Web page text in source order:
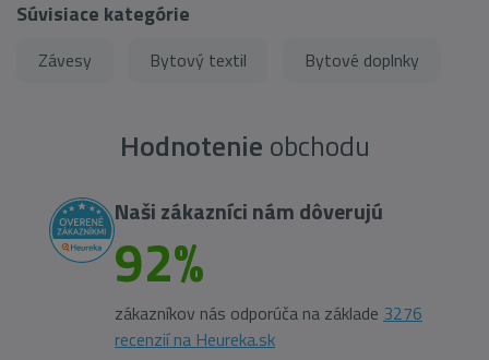
Súvisiace kategórie
Závesy Bytový textil Bytové doplnky
Hodnotenie obchodu
Naši zákazníci nám dôverujú
92%
zákazníkov nás odporúča na základe 3276
recenzií na Heureka.sk